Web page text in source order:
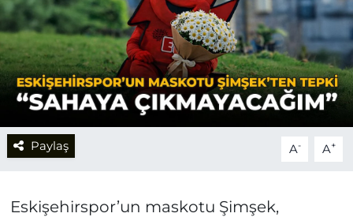
Paylaş A- A+
Eskişehirspor’un maskotu Şimşek,